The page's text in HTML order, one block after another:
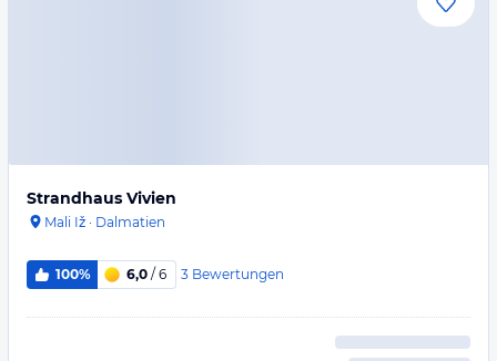
Strandhaus Vivien
Mali Iž · Dalmatien
100% 6,0 / 6 3 Bewertungen